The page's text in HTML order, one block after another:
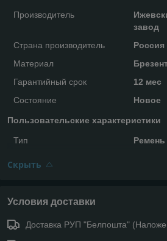
Производитель
завод
Страна производитель
Россия
Материал
Гарантийный срок
12 мес
Состояние
Новое
Пользовательские характеристики
Тип
Скрыть
Условия доставки
Доставка РУП "Белпошта"